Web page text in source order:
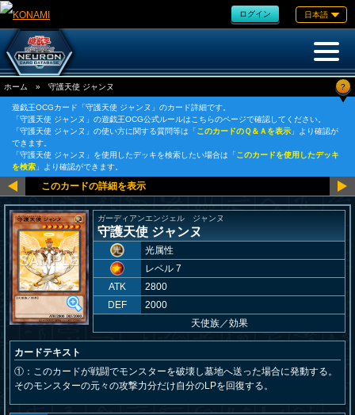
ログイン 日本語
ホーム » 守護天使 ジャンヌ ?
遊戯王OCGカード「守護天使 ジャンヌ」のカード詳細です。
「守護天使 ジャンヌ」の遊戯王OCG公式ルールはこちらのページで確認してください。
「守護天使 ジャンヌ」の使い方に関する質問等は「このカードのＱ＆Ａを表示 」より確認が
できます。
「守護天使 ジャンヌ」を使用したデッキを検索したい場合は「このカードを使用したデッキ
を検索 」より確認ができます。
ガーディアンエンジェル ジャンヌ
守護天使 ジャンヌ
光属性
レベル 7
ATK
2800
DEF
2000
天使族／効果
カードテキスト
①：このカードが戦闘でモンスターを破壊し墓地へ送った場合に発動する。
そのモンスターの元々の攻撃力分だけ自分のLPを回復する。